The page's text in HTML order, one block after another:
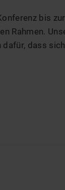
bis
Rahmen.
dass